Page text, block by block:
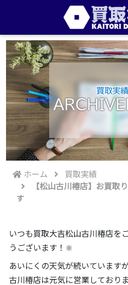
買取実績
ホーム
買取実績
【松山古川椿店】お買取
す
いつも買取大吉松山古川椿店を
うございます！🔆
あいにくの天気が続いています
古川椿店は元気に営業しており